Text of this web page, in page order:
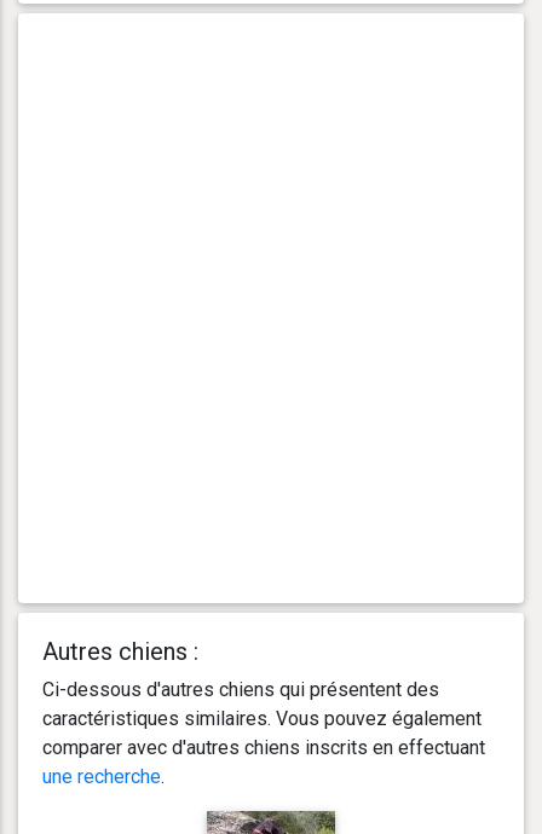
Autres chiens :
Ci-dessous d'autres chiens qui présentent des
caractéristiques similaires. Vous pouvez également
comparer avec d'autres chiens inscrits en effectuant
une recherche.